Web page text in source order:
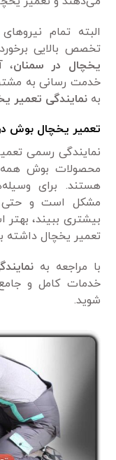
البته تمام
تخصص بالایی
یخچال در سمنان،
خدمت رسانی به
بهنمایندگی تعمیر
تعمیر یخچال بوش
نمایندگی رسمی
محصولات بوش همه
هستند. برای
مشکل است و حتی
بیشتری ببیند،
تعمیر یخچال داشته
با مراجعه به
خدمات کامل و
شوید.